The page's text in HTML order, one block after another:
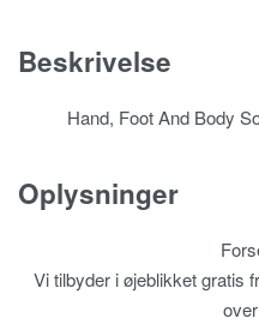
Beskrivelse
Hand, Foot And Body
Oplysninger
Vi tilbyder i øjeblikket gratis